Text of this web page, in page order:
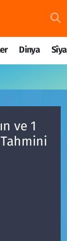
Dinya
ve 1